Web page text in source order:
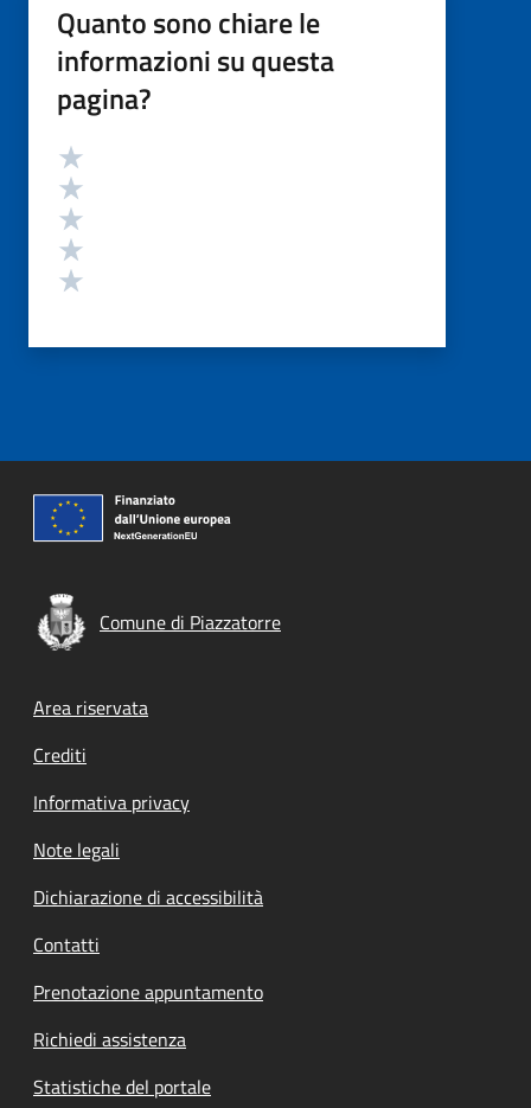
Quanto sono chiare le
informazioni su questa
pagina?
Valutazione
Comune di Piazzatorre
Footer menu
Area riservata
Crediti
Informativa privacy
Note legali
Dichiarazione di accessibilità
Contatti
Prenotazione appuntamento
Richiedi assistenza
Statistiche del portale